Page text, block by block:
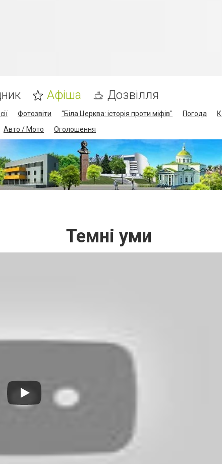
Афіша Дозвілля
Фотозвіти "Біла Церква: історія проти міфів" Погода
Авто / Мото Оголошення
Темні уми